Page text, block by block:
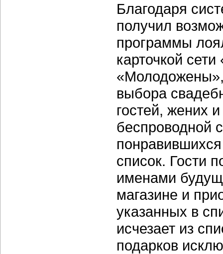
Благодаря
получил
программы
карточкой
выбора
гостей, жених
беспроводной
список. Гости
именами
магазине и
указанных в
исчезает из
подарков